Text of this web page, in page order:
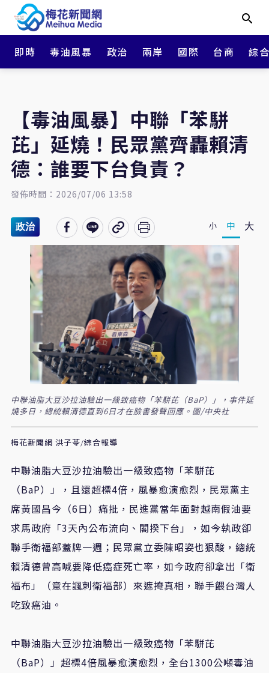
即時 毒油風暴 政治 兩岸 國際 台商 綜
【毒油風暴】中聯「苯駢
芘」延燒！民眾黨齊轟賴清
德：誰要下台負責？
發佈時間：2026/07/06 13:58
政治 小 中 大
中聯油脂大豆沙拉油驗出一級致癌物「苯駢芘（BaP）」，事件延
燒多日，總統賴清德直到6日才在臉書發聲回應。圖/中央社
梅花新聞網 洪子苓/綜合報導
中聯油脂大豆沙拉油驗出一級致癌物「苯駢芘
（BaP）」，且還超標4倍，風暴愈演愈烈，民眾黨主
席黃國昌今（6日）痛批，民進黨當年面對越南假油要
求馬政府「3天內公布流向、閣揆下台」，如今執政卻
聯手衛福部蓋牌一週；民眾黨立委陳昭姿也狠酸，總統
賴清德曾高喊要降低癌症死亡率，如今政府卻拿出「衛
福布」（意在諷刺衛福部）來遮掩真相，聯手餵台灣人
吃致癌油。
中聯油脂大豆沙拉油驗出一級致癌物「苯駢芘
（BaP）」超標4倍風暴愈演愈烈，全台1300公噸毒油